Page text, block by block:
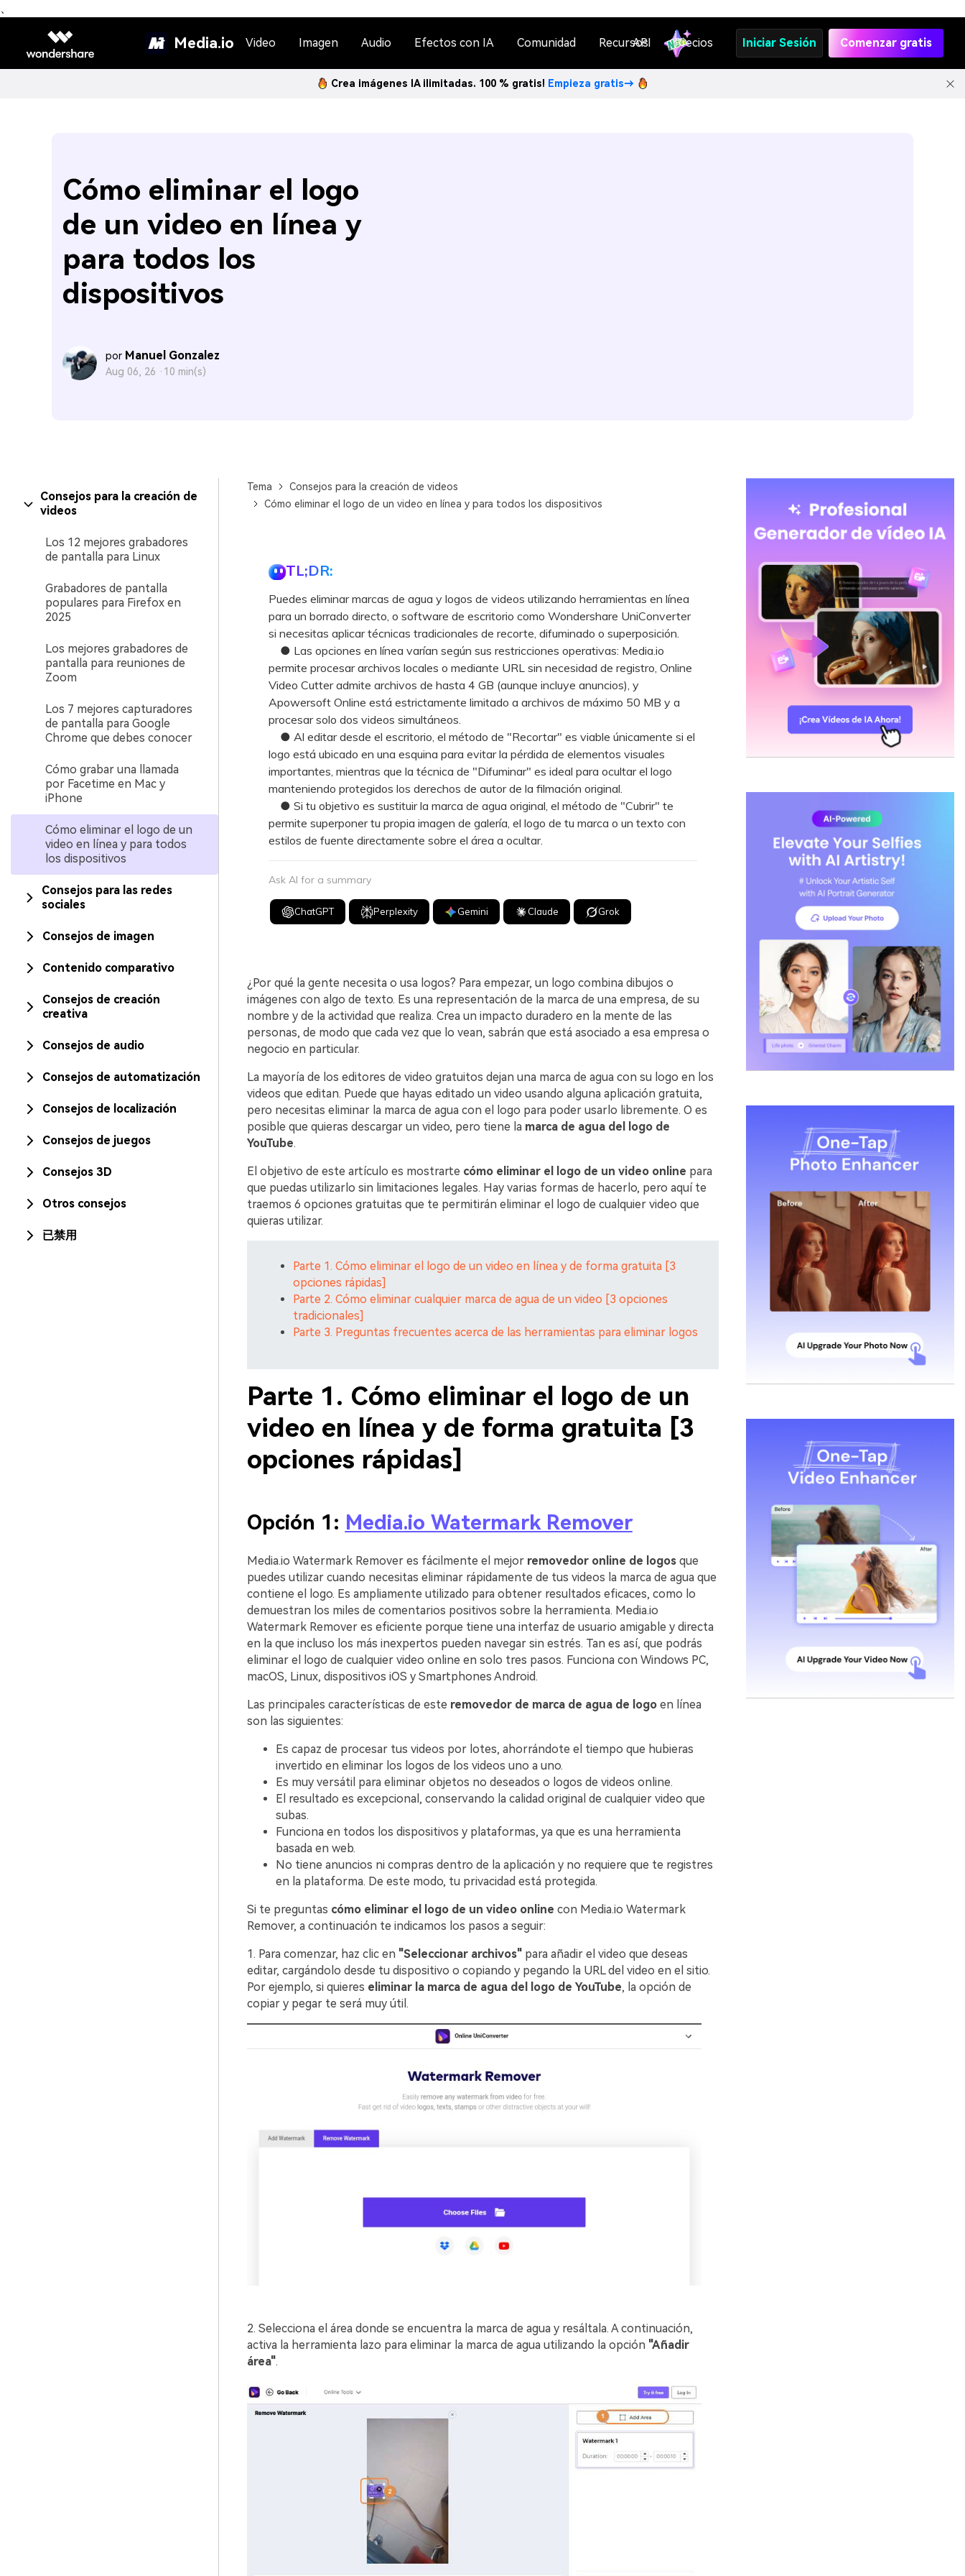
、
Media.io Video Imagen Audio Efectos con IA Comunidad Recursos
API Precios Iniciar Sesión Comenzar gratis
Crea imágenes IA ilimitadas. 100 % gratis! Empieza gratis→
Cómo eliminar el logo
de un video en línea y
para todos los
dispositivos
por Manuel Gonzalez
Aug 06, 26 · 10 min(s)
Consejos para la creación de
videos
Los 12 mejores grabadores
de pantalla para Linux
Grabadores de pantalla
populares para Firefox en
2025
Los mejores grabadores de
pantalla para reuniones de
Zoom
Los 7 mejores capturadores
de pantalla para Google
Chrome que debes conocer
Cómo grabar una llamada
por Facetime en Mac y
iPhone
Cómo eliminar el logo de un
video en línea y para todos
los dispositivos
Consejos para las redes
sociales
Consejos de imagen
Contenido comparativo
Consejos de creación
creativa
Consejos de audio
Consejos de automatización
Consejos de localización
Consejos de juegos
Consejos 3D
Otros consejos
已禁用
Tema
Consejos para la creación de videos
Cómo eliminar el logo de un video en línea y para todos los dispositivos
TL;DR:
Puedes eliminar marcas de agua y logos de videos utilizando herramientas en línea
para un borrado directo, o software de escritorio como Wondershare UniConverter
si necesitas aplicar técnicas tradicionales de recorte, difuminado o superposición.
● Las opciones en línea varían según sus restricciones operativas: Media.io
permite procesar archivos locales o mediante URL sin necesidad de registro, Online
Video Cutter admite archivos de hasta 4 GB (aunque incluye anuncios), y
Apowersoft Online está estrictamente limitado a archivos de máximo 50 MB y a
procesar solo dos videos simultáneos.
● Al editar desde el escritorio, el método de "Recortar" es viable únicamente si el
logo está ubicado en una esquina para evitar la pérdida de elementos visuales
importantes, mientras que la técnica de "Difuminar" es ideal para ocultar el logo
manteniendo protegidos los derechos de autor de la filmación original.
● Si tu objetivo es sustituir la marca de agua original, el método de "Cubrir" te
permite superponer tu propia imagen de galería, el logo de tu marca o un texto con
estilos de fuente directamente sobre el área a ocultar.
Ask AI for a summary
ChatGPT Perplexity Gemini Claude Grok
¿Por qué la gente necesita o usa logos? Para empezar, un logo combina dibujos o
imágenes con algo de texto. Es una representación de la marca de una empresa, de su
nombre y de la actividad que realiza. Crea un impacto duradero en la mente de las
personas, de modo que cada vez que lo vean, sabrán que está asociado a esa empresa o
negocio en particular.
La mayoría de los editores de video gratuitos dejan una marca de agua con su logo en los
videos que editan. Puede que hayas editado un video usando alguna aplicación gratuita,
pero necesitas eliminar la marca de agua con el logo para poder usarlo libremente. O es
posible que quieras descargar un video, pero tiene la marca de agua del logo de
YouTube.
El objetivo de este artículo es mostrarte cómo eliminar el logo de un video online para
que puedas utilizarlo sin limitaciones legales. Hay varias formas de hacerlo, pero aquí te
traemos 6 opciones gratuitas que te permitirán eliminar el logo de cualquier video que
quieras utilizar.
Parte 1. Cómo eliminar el logo de un video en línea y de forma gratuita [3
opciones rápidas]
Parte 2. Cómo eliminar cualquier marca de agua de un video [3 opciones
tradicionales]
Parte 3. Preguntas frecuentes acerca de las herramientas para eliminar logos
Parte 1. Cómo eliminar el logo de un
video en línea y de forma gratuita [3
opciones rápidas]
Opción 1: Media.io Watermark Remover
Media.io Watermark Remover es fácilmente el mejor removedor online de logosque
puedes utilizar cuando necesitas eliminar rápidamente de tus videos la marca de agua que
contiene el logo. Es ampliamente utilizado para obtener resultados eficaces, como lo
demuestran los miles de comentarios positivos sobre la herramienta. Media.io
Watermark Remover es eficiente porque tiene una interfaz de usuario amigable y directa
en la que incluso los más inexpertos pueden navegar sin estrés. Tan es así, que podrás
eliminar el logo de cualquier video online en solo tres pasos. Funciona con Windows PC,
macOS, Linux, dispositivos iOS y Smartphones Android.
Las principales características de este removedor de marca de agua de logoen línea
son las siguientes:
Es capaz de procesar tus videos por lotes, ahorrándote el tiempo que hubieras
invertido en eliminar los logos de los videos uno a uno.
Es muy versátil para eliminar objetos no deseados o logos de videos online.
El resultado es excepcional, conservando la calidad original de cualquier video que
subas.
Funciona en todos los dispositivos y plataformas, ya que es una herramienta
basada en web.
No tiene anuncios ni compras dentro de la aplicación y no requiere que te registres
en la plataforma. De este modo, tu privacidad está protegida.
Si te preguntas cómo eliminar el logo de un video online con Media.io Watermark
Remover, a continuación te indicamos los pasos a seguir:
1. Para comenzar, haz clic en "Seleccionar archivos"para añadir el video que deseas
editar, cargándolo desde tu dispositivo o copiando y pegando la URL del video en el sitio.
Por ejemplo, si quieres eliminar la marca de agua del logo de YouTube, la opción de
copiar y pegar te será muy útil.
2. Selecciona el área donde se encuentra la marca de agua y resáltala. A continuación,
activa la herramienta lazo para eliminar la marca de agua utilizando la opción "Añadir
área".